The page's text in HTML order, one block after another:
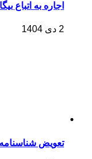
اجاره به اتباع
2 دی 1404
تعویض شناسنامه